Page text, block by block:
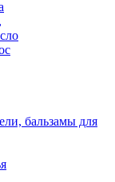
бальзамы для